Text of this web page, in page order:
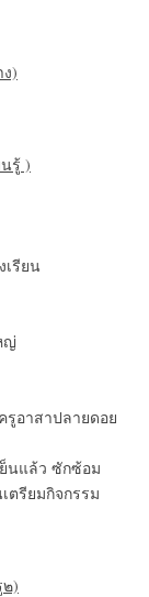
)
รู้ )
รียน
ญ่
อาสาปลายดอย
นแล้ว ซักซ้อม
ตรียมกิจกรรม
)